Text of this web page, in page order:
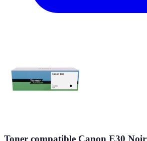
Toner compatible Canon E30 Noir